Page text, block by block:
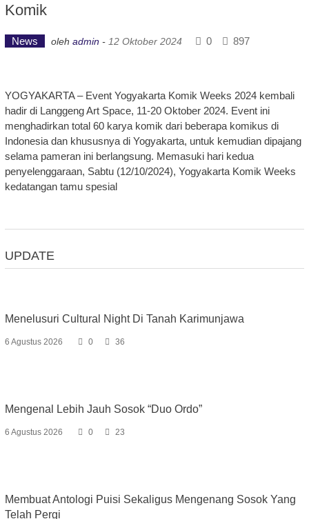
Komik
News oleh admin - 12 Oktober 2024 0 897
YOGYAKARTA – Event Yogyakarta Komik Weeks 2024 kembali
hadir di Langgeng Art Space, 11-20 Oktober 2024. Event ini
menghadirkan total 60 karya komik dari beberapa komikus di
Indonesia dan khususnya di Yogyakarta, untuk kemudian dipajang
selama pameran ini berlangsung. Memasuki hari kedua
penyelenggaraan, Sabtu (12/10/2024), Yogyakarta Komik Weeks
kedatangan tamu spesial
UPDATE
Menelusuri Cultural Night Di Tanah Karimunjawa
6 Agustus 2026 0 36
Mengenal Lebih Jauh Sosok “Duo Ordo”
6 Agustus 2026 0 23
Membuat Antologi Puisi Sekaligus Mengenang Sosok Yang
Telah Pergi